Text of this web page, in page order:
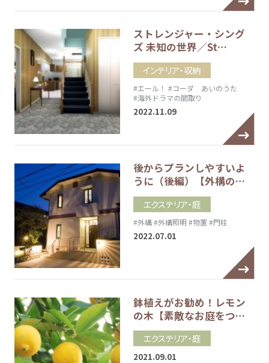
ストレンジャー・シング
ズ 未知の世界／St…
インテリア・収納
#エール！ #コーダ あいのうた
#海外ドラマの間取り
2022.11.09
後からプランしやすいよ
うに（後編）【外構の…
エクステリア・庭
#外構#外構照明 #物置 #門柱
2022.07.01
鉢植えがお勧め！レモン
の木【素敵なお庭をつ…
エクステリア・庭
2021.09.01